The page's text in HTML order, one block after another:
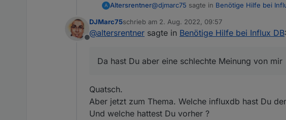
A Altersrentner@djmarc75 sagte in Benötige Hilfe bei
Jetzt hab ichs auch gesehen.... dann
Da hast Du aber eine schlechte Meinung
InfluxDB läuft
Soweit so gut
Offline
DJMarc75schrieb am 2. Aug. 2022, 09:57
zuletzt editiert von
@altersrentner sagte in Benötige Hilfe bei Influx DB:
Da hast Du aber eine schlechte Meinung von mir
Quatsch.
Aber jetzt zum Thema. Welche influxdb hast Du
Und welche hattest Du vorher ?